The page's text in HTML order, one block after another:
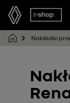
Nakładki